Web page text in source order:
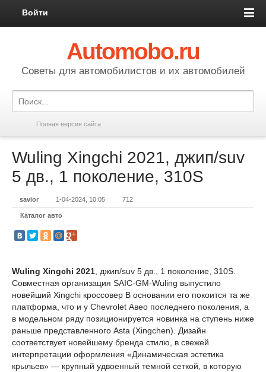
Войти
Automobo.ru
Cоветы для автомобилистов и их автомобилей
Полная версия сайта
Wuling Xingchi 2021, джип/suv
5 дв., 1 поколение, 310S
savior 1-04-2024, 10:05 712
Каталог авто
Wuling Xingchi 2021, джип/suv 5 дв., 1 поколение, 310S.
Совместная организация SAIC-GM-Wuling выпустило
новейший Xingchi кроссовер В основании его покоится та же
платформа, что и у Chevrolet Авео последнего поколения, а
в модельном ряду позиционируется новинка на ступень ниже
раньше представленного Asta (Xingchen). Дизайн
соответствует новейшему бренда стилю, в свежей
интерпретации оформления «Динамическая эстетика
крыльев» — крупный удвоенный темной сеткой, в которую